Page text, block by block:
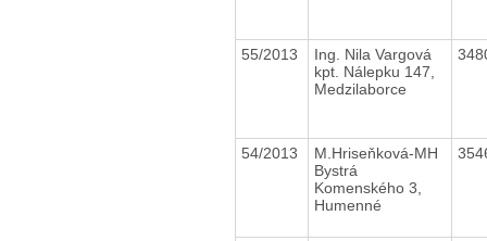
55/2013
Ing. Nila Vargová
kpt. Nálepku 147,
Medzilaborce
54/2013
M.Hriseňková-MH
Bystrá
Komenského 3,
Humenné